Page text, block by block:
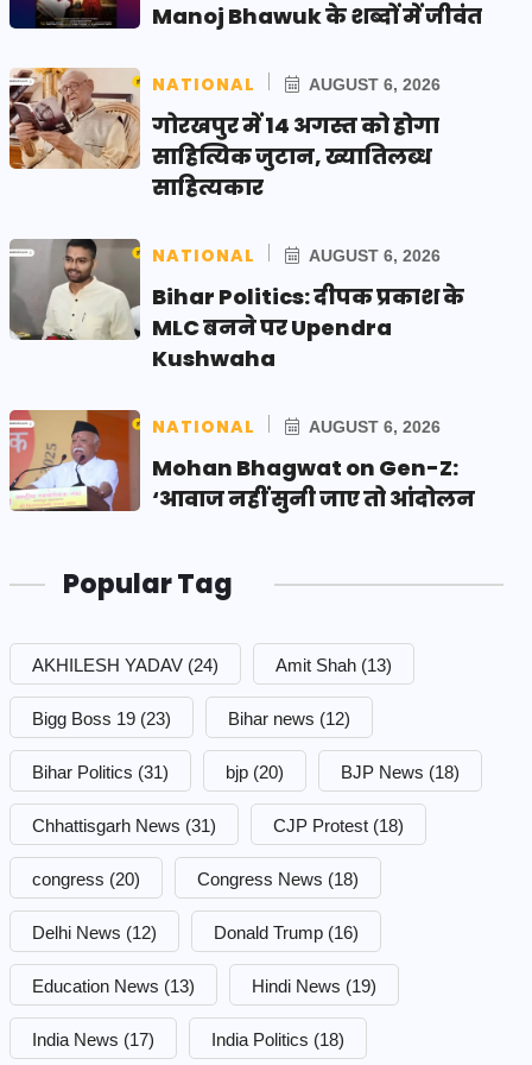
Manoj Bhawuk के शब्दों में जीवंत
NATIONAL AUGUST 6, 2026
गोरखपुर में 14 अगस्त को होगा
साहित्यिक जुटान, ख्यातिलब्ध
साहित्यकार
NATIONAL AUGUST 6, 2026
Bihar Politics: दीपक प्रकाश के
MLC बनने पर Upendra
Kushwaha
NATIONAL AUGUST 6, 2026
Mohan Bhagwat on Gen-Z:
‘आवाज नहीं सुनी जाए तो आंदोलन
Popular Tag
AKHILESH YADAV (24) Amit Shah (13)
Bigg Boss 19 (23) Bihar news (12)
Bihar Politics (31) bjp (20) BJP News (18)
Chhattisgarh News (31) CJP Protest (18)
congress (20) Congress News (18)
Delhi News (12) Donald Trump (16)
Education News (13) Hindi News (19)
India News (17) India Politics (18)